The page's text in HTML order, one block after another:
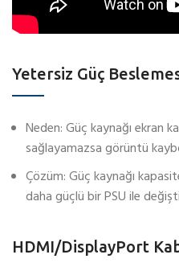
Yetersiz Güç
Neden: Güç kaynağı ekran
sağlayamazsa görüntü
Çözüm: Güç kaynağı
daha güçlü bir PSU ile
HDMI/DisplayPort